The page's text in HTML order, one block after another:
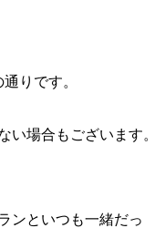
りです。
場合もございます。
ンといつも一緒だっ